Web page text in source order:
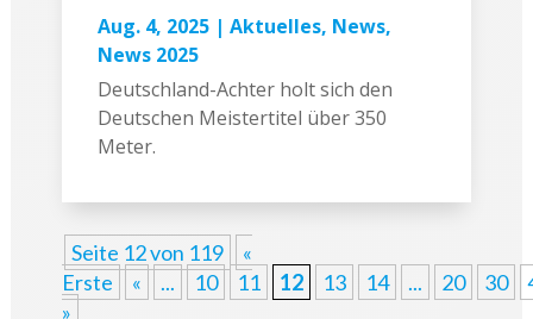
Aug. 4, 2025| Aktuelles, News,
News 2025
Deutschland-Achter holt sich den
Deutschen Meistertitel über 350
Meter.
Seite 12 von 119
«
Erste
« ... 10 11 12 13 14 ... 20 30
»